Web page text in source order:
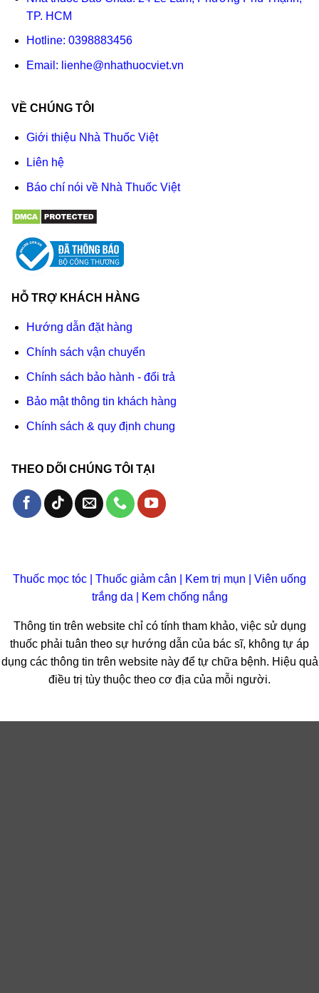
TP. HCM
Hotline: 0398883456
Email: lienhe@nhathuocviet.vn
VỀ CHÚNG TÔI
Giới thiệu Nhà Thuốc Việt
Liên hệ
Báo chí nói về Nhà Thuốc Việt
HỖ TRỢ KHÁCH HÀNG
Hướng dẫn đặt hàng
Chính sách vận chuyển
Chính sách bảo hành - đổi trả
Bảo mật thông tin khách hàng
Chính sách & quy định chung
THEO DÕI CHÚNG TÔI TẠI
Thuốc mọc tóc Thuốc giảm cân Kem trị mụn
Viên uống
trắng da
Kem chống nắng
Thông tin trên website chỉ có tính tham khảo, việc sử dụng
thuốc phải tuân theo sự hướng dẫn của bác sĩ, không tự áp
dụng các thông tin trên website này để tự chữa bệnh. Hiệu quả
điều trị tùy thuộc theo cơ địa của mỗi người.